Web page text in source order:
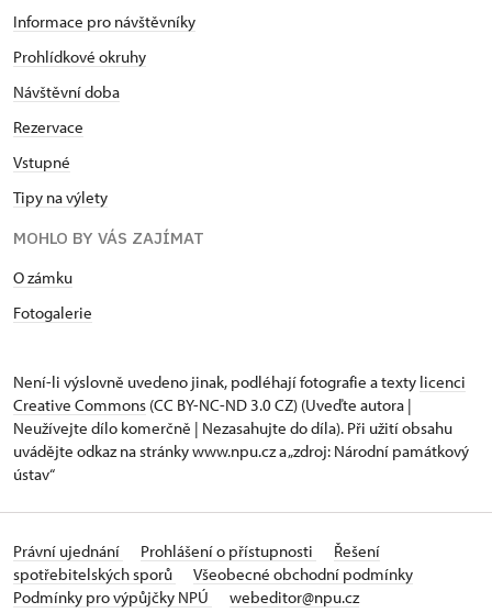
Informace pro návštěvníky
Prohlídkové okruhy
Návštěvní doba
Rezervace
Vstupné
Tipy na výlety
MOHLO BY VÁS ZAJÍMAT
O zámku
Fotogalerie
Není-li výslovně uvedeno jinak, podléhají fotografie a texty licenci
Creative Commons (CC BY-NC-ND 3.0 CZ) (Uveďte autora |
Neužívejte dílo komerčně | Nezasahujte do díla). Při užití obsahu
uvádějte odkaz na stránky www.npu.cz a „zdroj: Národní památkový
ústav“
Právní ujednání Prohlášení o přístupnosti
Řešení
spotřebitelských sporů
Všeobecné obchodní podmínky
Podmínky pro výpůjčky NPÚ
webeditor@npu.cz